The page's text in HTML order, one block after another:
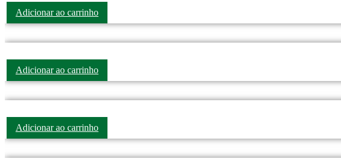
Adicionar ao carrinho
Adicionar ao carrinho
Adicionar ao carrinho